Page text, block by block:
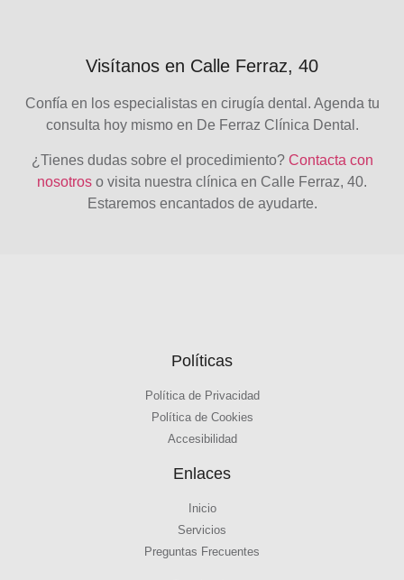
Visítanos en Calle Ferraz, 40
Confía en los especialistas en cirugía dental . Agenda tu
consulta hoy mismo en De Ferraz Clínica Dental .
¿Tienes dudas sobre el procedimiento? Contacta con
nosotros o visita nuestra clínica en Calle Ferraz, 40.
Estaremos encantados de ayudarte.
Políticas
Política de Privacidad
Política de Cookies
Accesibilidad
Enlaces
Inicio
Servicios
Preguntas Frecuentes